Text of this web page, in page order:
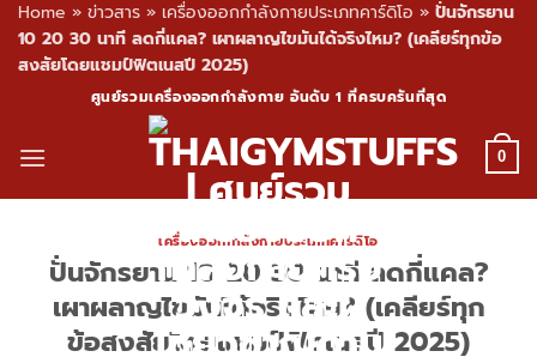
Home » ข่าวสาร » เครื่องออกกำลังกายประเภทคาร์ดิโอ » ปั่นจักรยาน
10 20 30 นาที ลดกี่แคล? เผาผลาญไขมันได้จริงไหม? (เคลียร์ทุกข้อ
สงสัยโดยแชมป์ฟิตเนสปี 2025)
content
ศูนย์รวมเครื่องออกกำลังกาย อันดับ 1 ที่ครบครันที่สุด
0
เครื่องออกกำลังกายประเภทคาร์ดิโอ
ปั่นจักรยาน 10 20 30 นาที ลดกี่แคล?
เผาผลาญไขมันได้จริงไหม? (เคลียร์ทุก
ข้อสงสัยโดยแชมป์ฟิตเนสปี 2025)